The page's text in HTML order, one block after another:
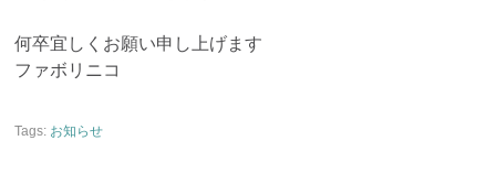
何卒宜しくお願い申し上げます
ファボリニコ
Tags: お知らせ